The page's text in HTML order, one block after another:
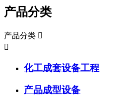
产品分类
产品分类 

化工成套设备工程
产品成型设备